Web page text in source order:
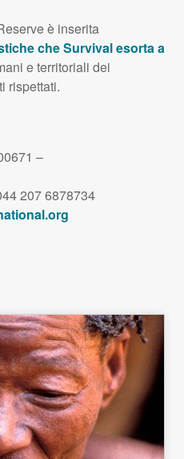
è inserita
che Survival esorta a
e territoriali dei
rispettati.
–
207 6878734